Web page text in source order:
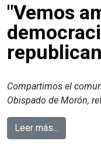
"Vemos
Compartimos el
Obispado de Morón,
Leer más...